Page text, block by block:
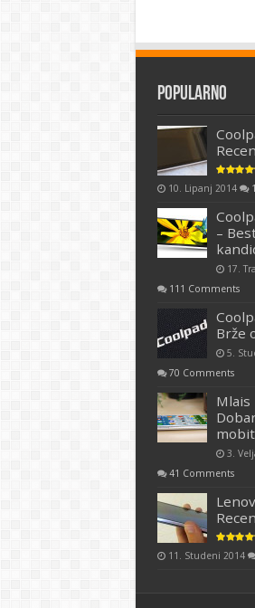
Popularno
10. Lipanj 2014
–
17.
111 Comments
Brže
5.
70 Comments
Mlais
3.
41 Comments
11. Studeni 2014